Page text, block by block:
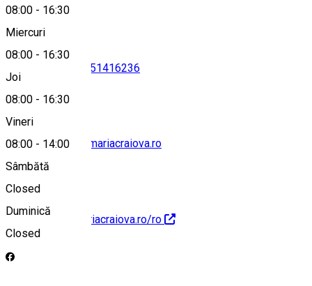
08:00 - 16:30
Miercuri
08:00 - 16:30
Joi
08:00 - 16:30
Vineri
08:00 - 14:00
Sâmbătă
Closed
Duminică
Closed
0251416236
consiliulocal@primariacraiova.ro
http://www.primariacraiova.ro/ro